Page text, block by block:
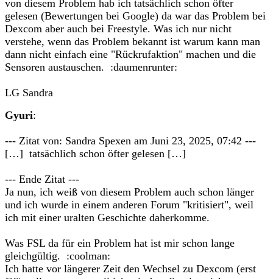
von diesem Problem hab ich tatsächlich schon öfter
gelesen (Bewertungen bei Google) da war das Problem bei
Dexcom aber auch bei Freestyle. Was ich nur nicht
verstehe, wenn das Problem bekannt ist warum kann man
dann nicht einfach eine "Rückrufaktion" machen und die
Sensoren austauschen. :daumenrunter:
LG Sandra
Gyuri:
--- Zitat von: Sandra Spexen am Juni 23, 2025, 07:42 ---
[…] tatsächlich schon öfter gelesen […]
--- Ende Zitat ---
Ja nun, ich weiß von diesem Problem auch schon länger
und ich wurde in einem anderen Forum "kritisiert", weil
ich mit einer uralten Geschichte daherkomme.
Was FSL da für ein Problem hat ist mir schon lange
gleichgültig. :coolman:
Ich hatte vor längerer Zeit den Wechsel zu Dexcom (erst